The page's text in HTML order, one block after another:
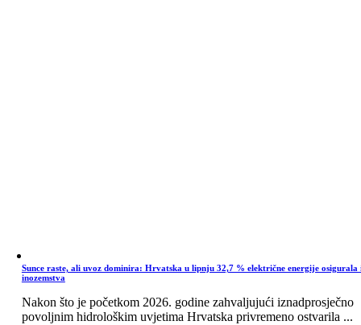
Sunce raste, ali uvoz dominira: Hrvatska u lipnju 32,7 % električne energije osigurala
inozemstva
Nakon što je početkom 2026. godine zahvaljujući iznadprosječno
povoljnim hidrološkim uvjetima Hrvatska privremeno ostvarila ...